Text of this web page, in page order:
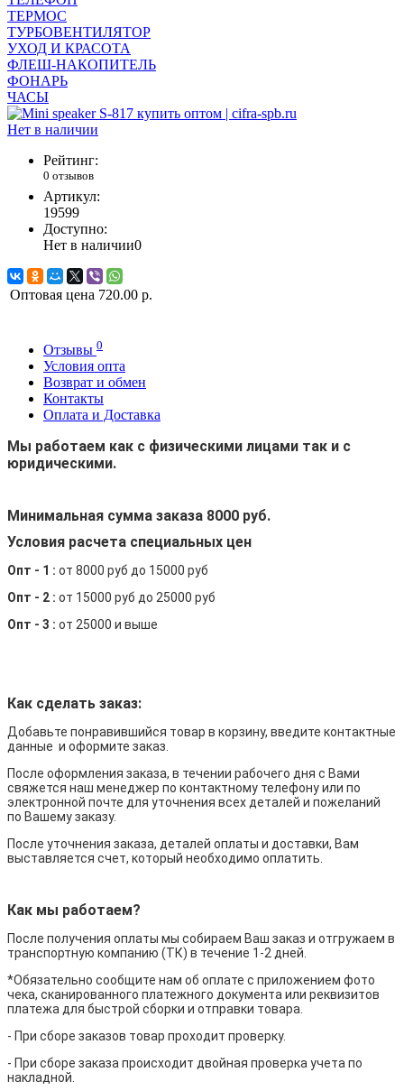
ТЕРМОС
ТУРБОВЕНТИЛЯТОР
УХОД И КРАСОТА
ФЛЕШ-НАКОПИТЕЛЬ
ФОНАРЬ
ЧАСЫ
Нет в наличии
Рейтинг:
0 отзывов
Артикул:
19599
Доступно:
Нет в наличии0
Оптовая цена 720.00 р.
Отзывы 0
Условия опта
Возврат и обмен
Контакты
Оплата и Доставка
Мы работаем как с физическими лицами так и с
юридическими.
Минимальная сумма заказа 8000 руб.
Условия расчета специальных цен
Опт - 1 : от 8000 руб до 15000 руб
Опт - 2 : от 15000 руб до 25000 руб
Опт - 3 : от 25000 и выше
Как сделать заказ:
Добавьте понравившийся товар в корзину, введите контактные
данные и оформите заказ.
После оформления заказа, в течении рабочего дня с Вами
свяжется наш менеджер по контактному телефону или по
электронной почте для уточнения всех деталей и пожеланий
по Вашему заказу.
После уточнения заказа, деталей оплаты и доставки, Вам
выставляется счет, который необходимо оплатить.
Как мы работаем?
После получения оплаты мы собираем Ваш заказ и отгружаем в
транспортную компанию (ТК) в течение 1-2 дней.
*Обязательно сообщите нам об оплате с приложением фото
чека, сканированного платежного документа или реквизитов
платежа для быстрой сборки и отправки товара.
- При сборе заказов товар проходит проверку.
- При сборе заказа происходит двойная проверка учета по
накладной.